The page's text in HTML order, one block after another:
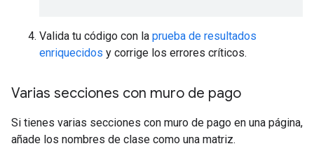
Valida tu código con la prueba de resultados
enriquecidos y corrige los errores críticos.
Varias secciones con muro de pago
Si tienes varias secciones con muro de pago en una página,
añade los nombres de clase como una matriz.